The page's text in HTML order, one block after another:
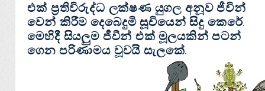
එක් ප්‍රතිවිරුද්ධ ලක්‌ෂණ යුගල අනූව ජීවින්
වෙන් කිරීම දෙබෙදුමි සූචියෙන් සිදු කෙරේ.
මෙහිදී සියලුම ජීවීන් එක් මූලයකින් පටන්
ගෙන පරිණාමය වූවයි සැලකේ.